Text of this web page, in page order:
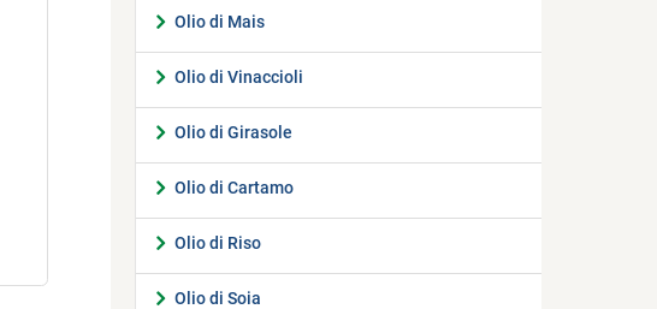
Olio di Mais
Olio di Vinaccioli
Olio di Girasole
Olio di Cartamo
Olio di Riso
Olio di Soia